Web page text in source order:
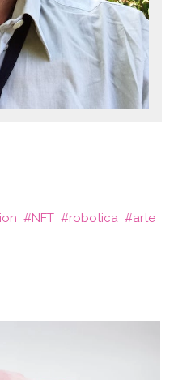
NFT robotica
arte